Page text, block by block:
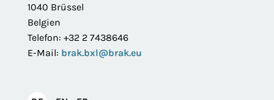
1040 Brüssel
Belgien
Telefon: +32 2 7438646
E-Mail: brak.bxl@brak.eu